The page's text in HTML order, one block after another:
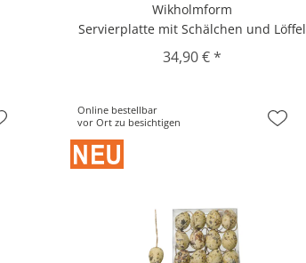
Wikholmform
Servierplatte mit Schälchen und Löffel
34,90 € *
Online bestellbar
vor Ort zu besichtigen